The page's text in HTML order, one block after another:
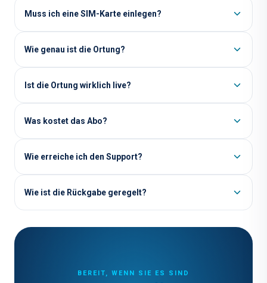
Muss ich eine SIM-Karte einlegen?
Wie genau ist die Ortung?
Ist die Ortung wirklich live?
Was kostet das Abo?
Wie erreiche ich den Support?
Wie ist die Rückgabe geregelt?
BEREIT, WENN SIE ES SIND